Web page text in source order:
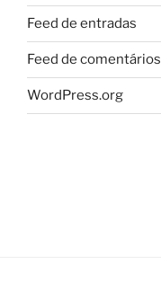
Feed de entradas
Feed de comentários
WordPress.org